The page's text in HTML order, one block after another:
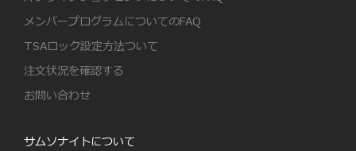
メンバープログラムについてのFAQ
TSAロック設定方法ついて
注文状況を確認する
お問い合わせ
サムソナイトについて